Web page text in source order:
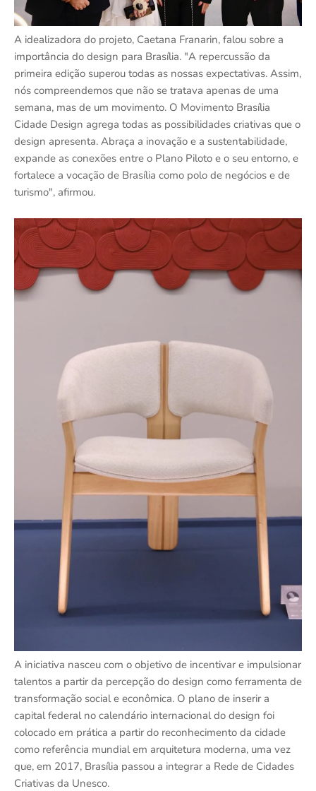
A idealizadora do projeto, Caetana Franarin, falou sobre a
importância do design para Brasília. "A repercussão da
primeira edição superou todas as nossas expectativas. Assim,
nós compreendemos que não se tratava apenas de uma
semana, mas de um movimento. O Movimento Brasília
Cidade Design agrega todas as possibilidades criativas que o
design apresenta. Abraça a inovação e a sustentabilidade,
expande as conexões entre o Plano Piloto e o seu entorno, e
fortalece a vocação de Brasília como polo de negócios e de
turismo", afirmou.
A iniciativa nasceu com o objetivo de incentivar e impulsionar
talentos a partir da percepção do design como ferramenta de
transformação social e econômica. O plano de inserir a
capital federal no calendário internacional do design foi
colocado em prática a partir do reconhecimento da cidade
como referência mundial em arquitetura moderna, uma vez
que, em 2017, Brasília passou a integrar a Rede de Cidades
Criativas da Unesco.